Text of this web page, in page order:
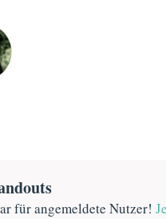
für angemeldete Nutzer!